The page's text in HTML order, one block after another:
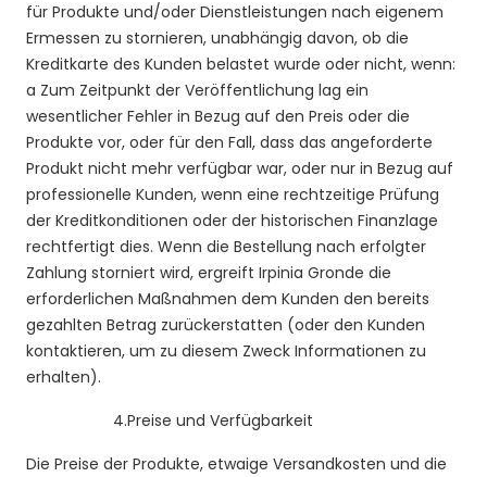
für Produkte und/oder Dienstleistungen nach eigenem
Ermessen zu stornieren, unabhängig davon, ob die
Kreditkarte des Kunden belastet wurde oder nicht, wenn:
a Zum Zeitpunkt der Veröffentlichung lag ein
wesentlicher Fehler in Bezug auf den Preis oder die
Produkte vor, oder für den Fall, dass das angeforderte
Produkt nicht mehr verfügbar war, oder nur in Bezug auf
professionelle Kunden, wenn eine rechtzeitige Prüfung
der Kreditkonditionen oder der historischen Finanzlage
rechtfertigt dies. Wenn die Bestellung nach erfolgter
Zahlung storniert wird, ergreift Irpinia Gronde die
erforderlichen Maßnahmen dem Kunden den bereits
gezahlten Betrag zurückerstatten (oder den Kunden
kontaktieren, um zu diesem Zweck Informationen zu
erhalten).
4.Preise und Verfügbarkeit
Die Preise der Produkte, etwaige Versandkosten und die